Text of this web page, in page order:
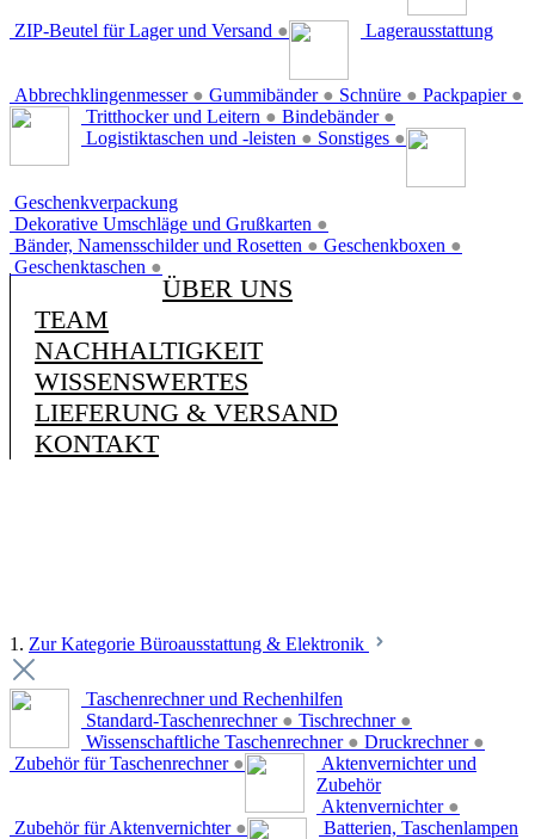
ZIP-Beutel für Lager und Versand ●
Abbrechklingenmesser ● Gummibänder ● Schnüre ● Packpapier ●
Lagerausstattung
Tritthocker und Leitern ● Bindebänder ●
Logistiktaschen und -leisten ● Sonstiges ●
Geschenkverpackung
Dekorative Umschläge und Grußkarten ●
Bänder, Namensschilder und Rosetten ● Geschenkboxen ●
Geschenktaschen ●
ÜBER UNS
TEAM
NACHHALTIGKEIT
WISSENSWERTES
LIEFERUNG & VERSAND
KONTAKT
1. Zur Kategorie Büroausstattung & Elektronik
Taschenrechner und Rechenhilfen
Standard-Taschenrechner ● Tischrechner ●
Wissenschaftliche Taschenrechner ● Druckrechner ●
Zubehör für Taschenrechner ●
Aktenvernichter und
Zubehör
Aktenvernichter ●
Zubehör für Aktenvernichter ● Batterien, Taschenlampen